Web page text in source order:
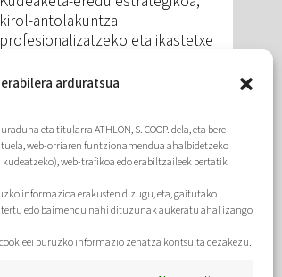
arduratsua
eta titularra ATHLON, S. COOP. dela, eta bere
web-orriaren funtzionamendua ahalbidetzeko
web-trafikoa edo erabiltzaileek bertatik
informazioa erakusten dizugu, eta, gaitutako
edo baimendu nahi dituzunak aukeratu ahal izango
buruzko informazio zehatza kontsulta dezakezu.
kirol-antolakuntza
profesionalizatzeko eta ikastetxe
diseinatua.
Gehiago